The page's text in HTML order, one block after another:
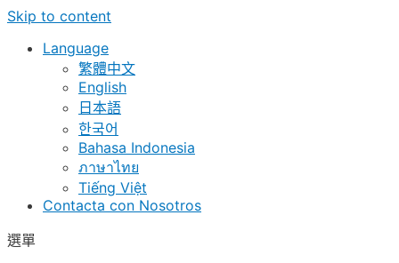
Skip to content
Language
繁體中文
English
日本語
한국어
Bahasa Indonesia
ภาษาไทย
Tiếng Việt
Contacta con Nosotros
選單